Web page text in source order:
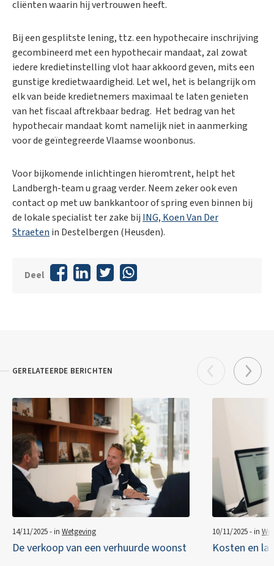
cliënten waarin hij vertrouwen heeft.
Bij een gesplitste lening, ttz. een hypothecaire inschrijving
gecombineerd met een hypothecair mandaat, zal zowat
iedere kredietinstelling vlot haar akkoord geven, mits een
gunstige kredietwaardigheid. Let wel, het is belangrijk om
elk van beide kredietnemers maximaal te laten genieten
van het fiscaal aftrekbaar bedrag. Het bedrag van het
hypothecair mandaat komt namelijk niet in aanmerking
voor de geïntegreerde Vlaamse woonbonus.
Voor bijkomende inlichtingen hieromtrent, helpt het
Landbergh-team u graag verder. Neem zeker ook even
contact op met uw bankkantoor of spring even binnen bij
de lokale specialist ter zake bij ING, Koen Van Der
Straeten in Destelbergen (Heusden).
Deel
GERELATEERDE BERICHTEN
14/11/2025 - in Wetgeving
De verkoop van een verhuurde woonst
10/11/2025 - in
Kosten en